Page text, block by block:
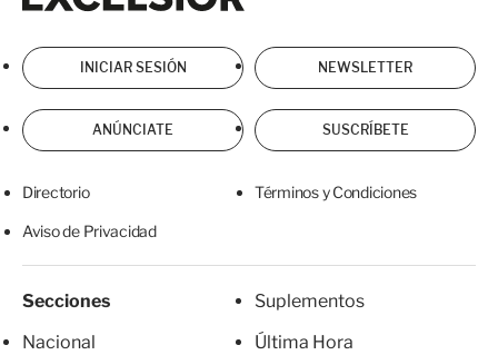
INICIAR SESIÓN NEWSLETTER
ANÚNCIATE SUSCRÍBETE
Directorio Términos y Condiciones
Aviso de Privacidad
Secciones
Nacional
Suplementos
Última Hora